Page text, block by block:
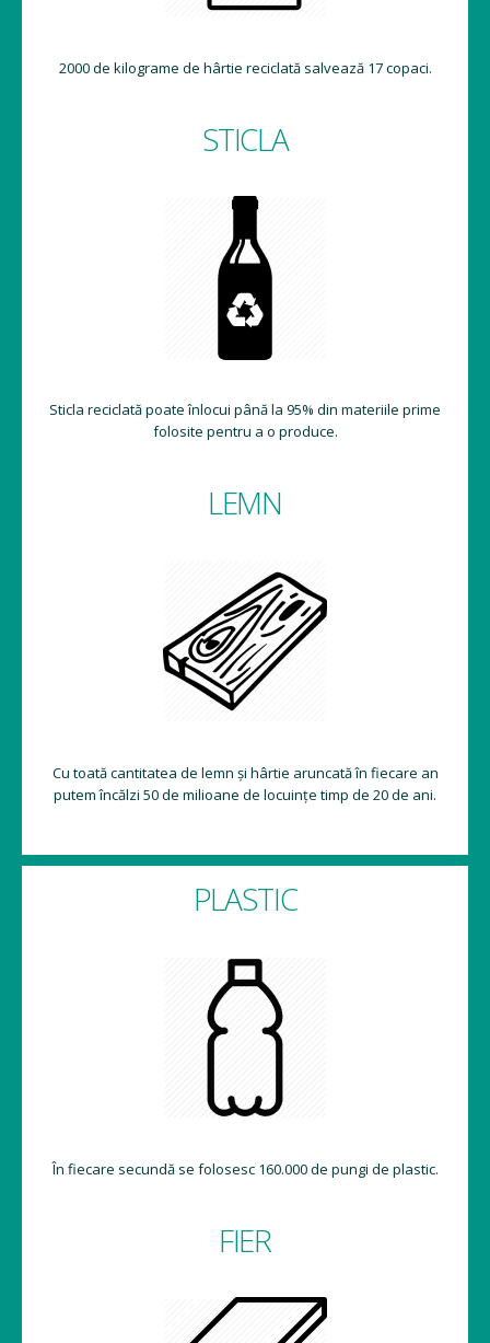
2000 de kilograme de hârtie reciclată salvează 17 copaci.
STICLA
Sticla reciclată poate înlocui până la 95% din materiile prime
folosite pentru a o produce.
LEMN
Cu toată cantitatea de lemn și hârtie aruncată în fiecare an
putem încălzi 50 de milioane de locuințe timp de 20 de ani.
PLASTIC
În fiecare secundă se folosesc 160.000 de pungi de plastic.
FIER